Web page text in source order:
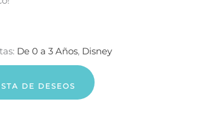
De 0 a 3 Años, Disney
DE DESEOS